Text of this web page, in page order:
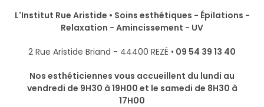
L'Institut Rue Aristide • Soins esthétiques - Épilations -
Relaxation - Amincissement - UV
2 Rue Aristide Briand - 44400 REZÉ • 09 54 39 13 40
Nos esthéticiennes vous accueillent du lundi au
vendredi de 9H30 à 19H00 et le samedi de 8H30 à
17H00